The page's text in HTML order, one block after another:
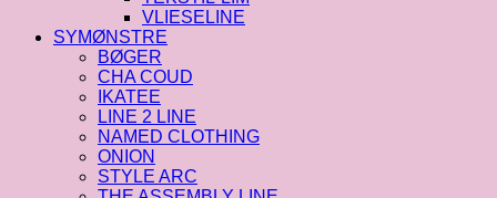
VLIESELINE
SYMØNSTRE
BØGER
CHA COUD
IKATEE
LINE 2 LINE
NAMED CLOTHING
ONION
STYLE ARC